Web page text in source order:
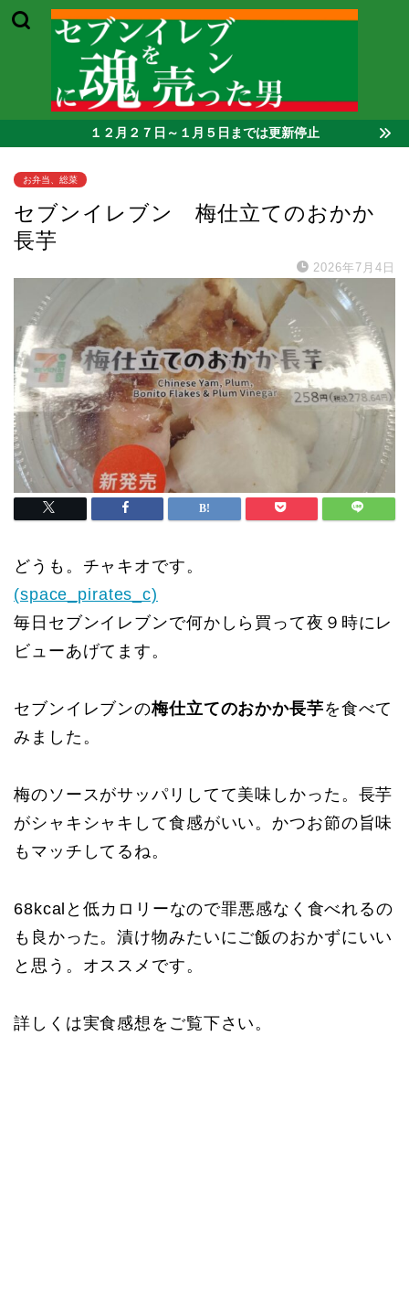
１２月２７日～１月５日までは更新停止
お弁当、総菜
セブンイレブン 梅仕立てのおかか
長芋
2026年7月4日
どうも。チャキオです。
(space_pirates_c)
毎日セブンイレブンで何かしら買って夜９時にレ
ビューあげてます。
セブンイレブンの梅仕立てのおかか長芋を食べて
みました。
梅のソースがサッパリしてて美味しかった。長芋
がシャキシャキして食感がいい。かつお節の旨味
もマッチしてるね。
68kcalと低カロリーなので罪悪感なく食べれるの
も良かった。漬け物みたいにご飯のおかずにいい
と思う。オススメです。
詳しくは実食感想をご覧下さい。